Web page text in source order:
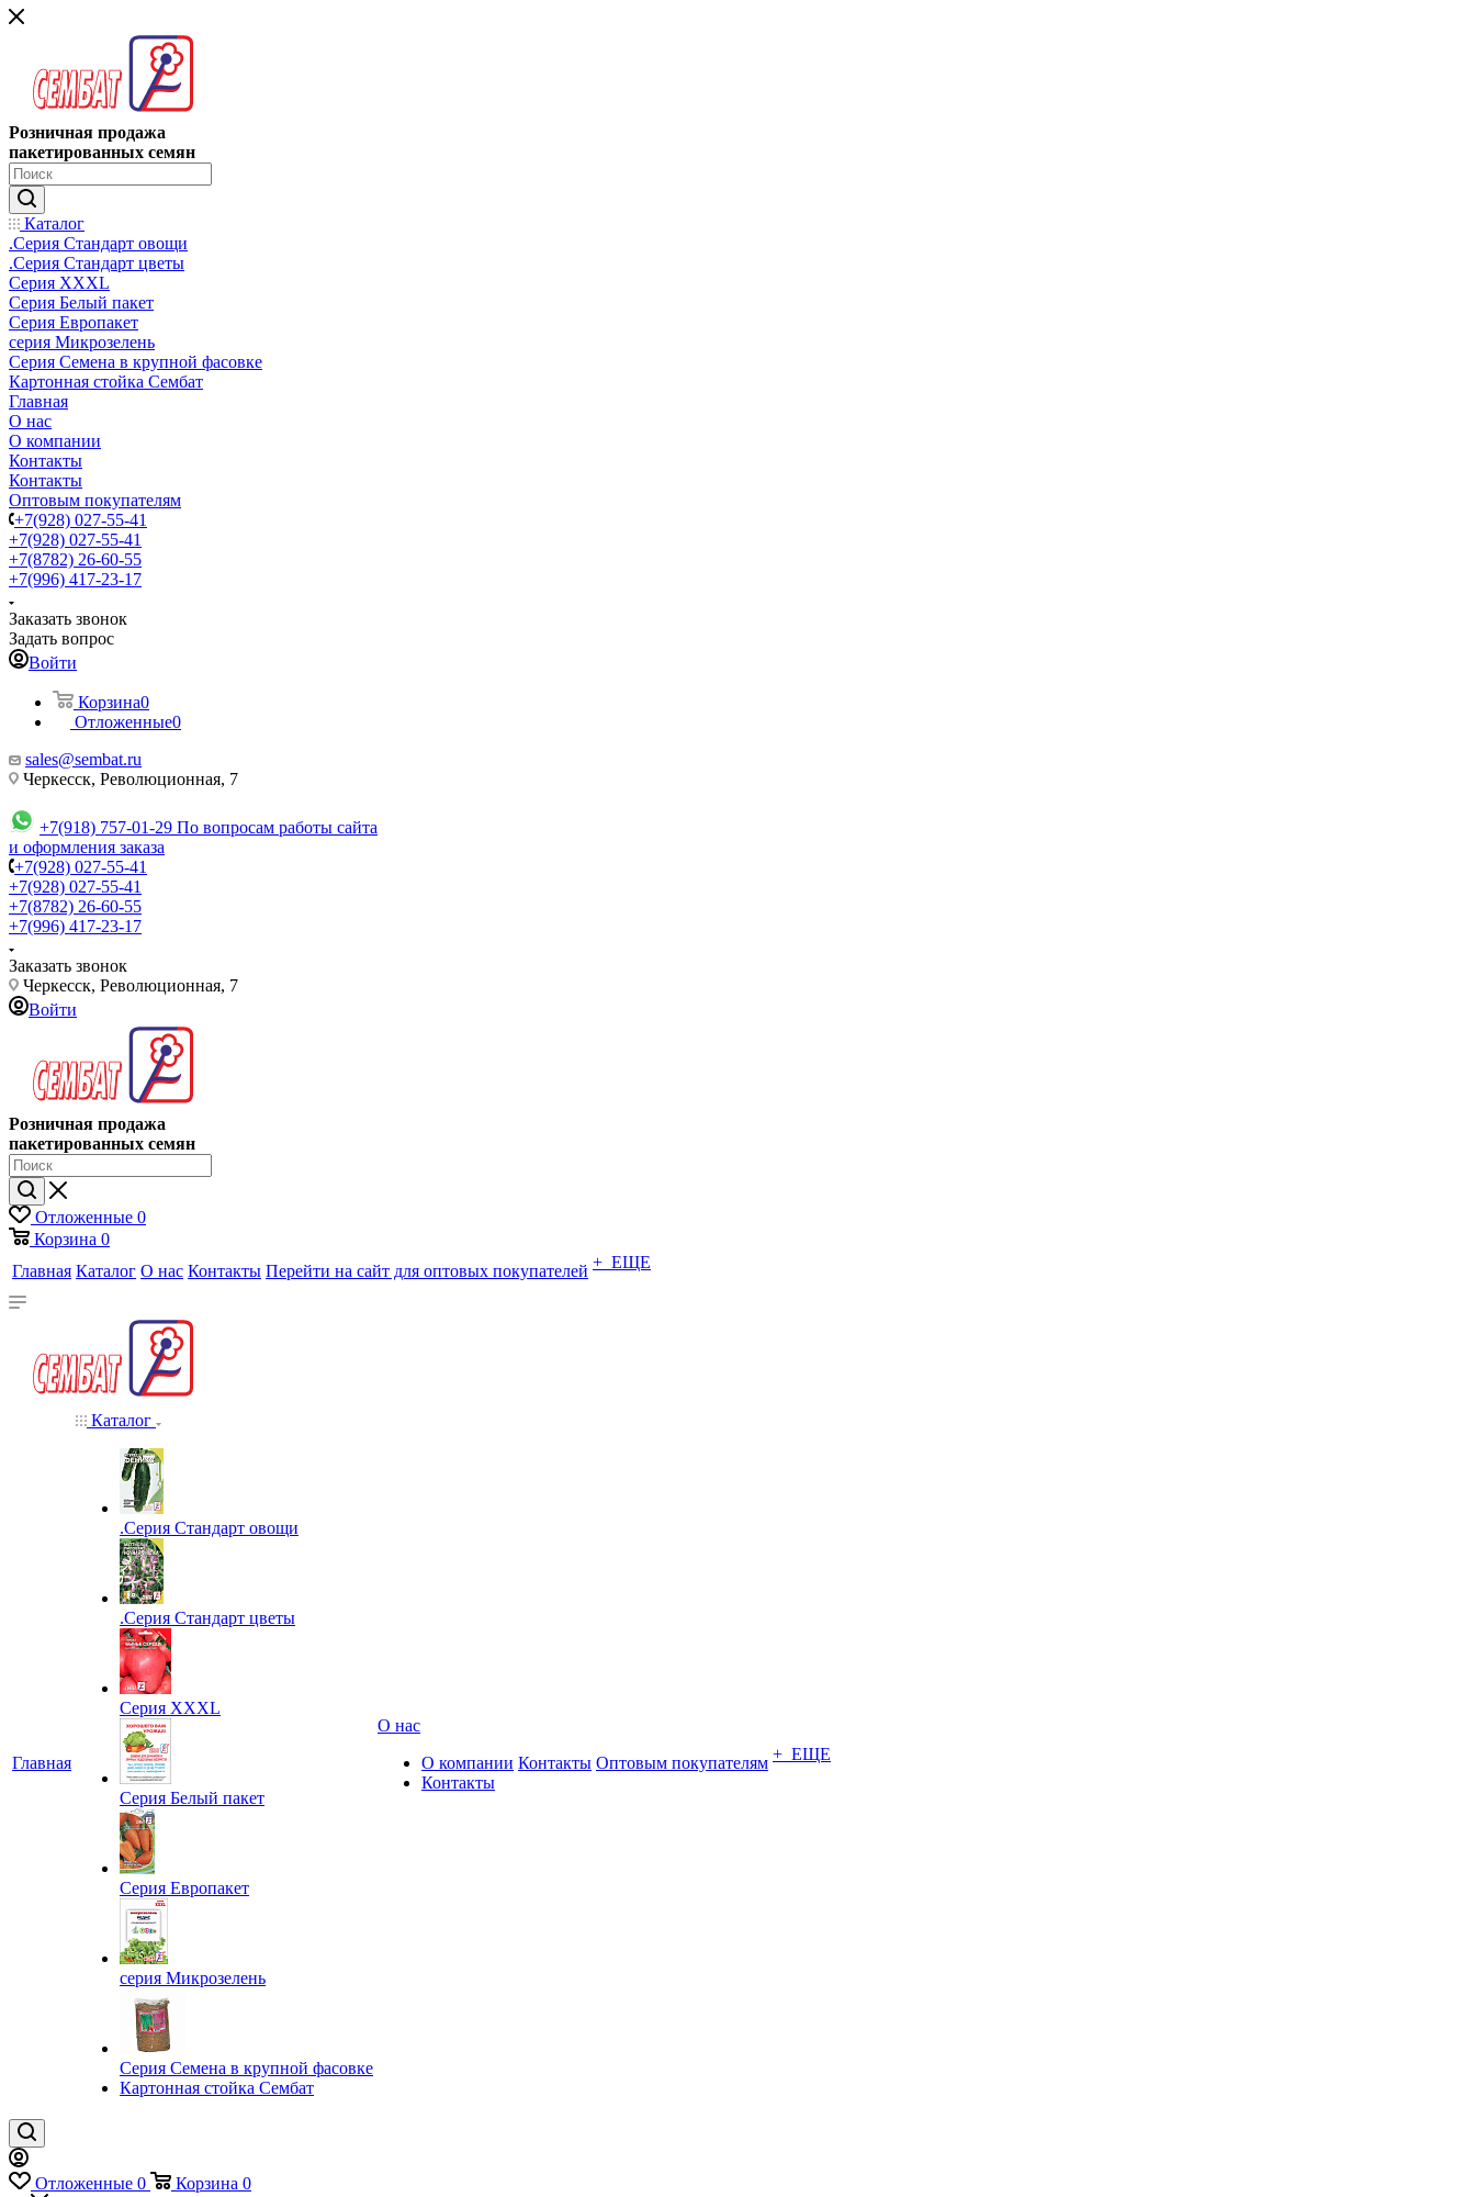
Розничная продажа
пакетированных семян
Каталог
.Серия Стандарт овощи
.Серия Стандарт цветы
Серия XXXL
Серия Белый пакет
Серия Европакет
серия Микрозелень
Серия Семена в крупной фасовке
Картонная стойка Сембат
Главная
О нас
О компании
Контакты
Контакты
Оптовым покупателям
+7(928) 027-55-41
+7(928) 027-55-41
+7(8782) 26-60-55
+7(996) 417-23-17
Заказать звонок
Задать вопрос
Войти
Корзина0
Отложенные0
sales@sembat.ru
Черкесск, Революционная, 7
+7(918) 757-01-29 По вопросам работы сайта
и оформления заказа
+7(928) 027-55-41
+7(928) 027-55-41
+7(8782) 26-60-55
+7(996) 417-23-17
Заказать звонок
Черкесск, Революционная, 7
Войти
Розничная продажа
пакетированных семян
Отложенные 0
Корзина 0
Главная Каталог О нас Контакты Перейти на сайт для оптовых покупателей + ЕЩЕ
Главная
Каталог
.Серия Стандарт овощи
.Серия Стандарт цветы
Серия XXXL
Серия Белый пакет
Серия Европакет
серия Микрозелень
Серия Семена в крупной фасовке
Картонная стойка Сембат
О нас
О компании
Контакты
Контакты Оптовым покупателям + ЕЩЕ
Отложенные 0 Корзина 0